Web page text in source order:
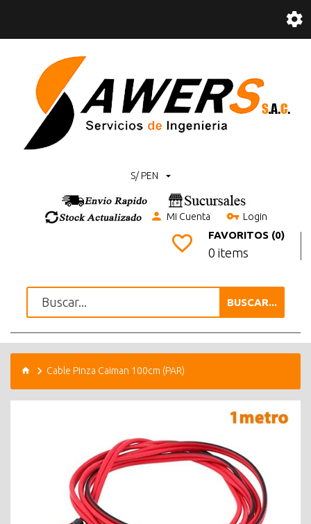
S/ PEN
Mi Cuenta Login
FAVORITOS (0)
0 items
BUSCAR...
Cable Pinza Caiman 100cm (PAR)